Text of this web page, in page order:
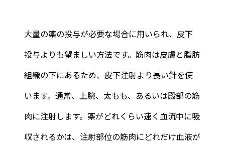
大量の薬の投与が必要な場合に用いられ、皮下
投与よりも望ましい方法です。筋肉は皮膚と脂肪
組織の下にあるため、皮下注射より長い針を使
います。通常、上腕、太もも、あるいは殿部の筋
肉に注射します。薬がどれくらい速く血流中に吸
収されるかは、注射部位の筋肉にどれだけ血液が